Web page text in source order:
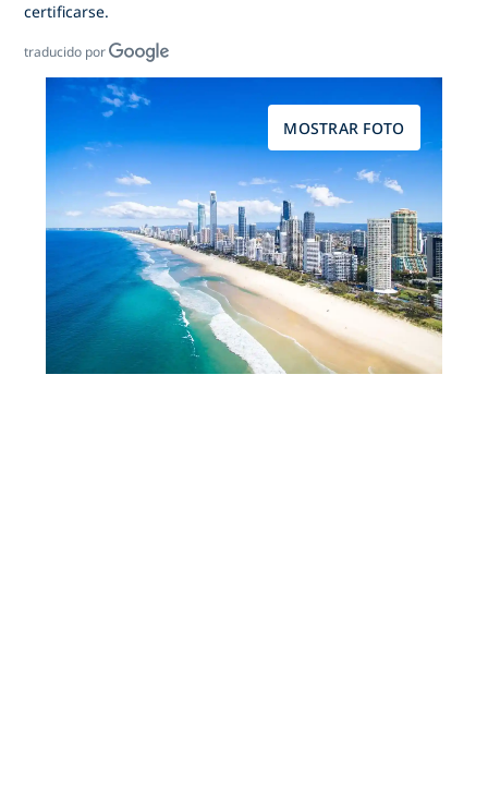
certificarse.
traducido por
MOSTRAR FOTO